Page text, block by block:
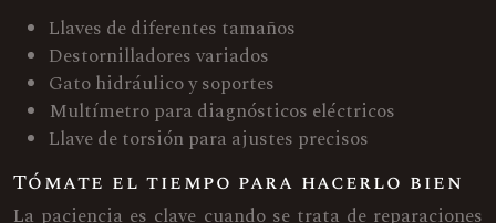
Llaves de diferentes tamaños
Destornilladores variados
Gato hidráulico y soportes
Multímetro para diagnósticos eléctricos
Llave de torsión para ajustes precisos
Tómate el tiempo para hacerlo bien
La paciencia es clave cuando se trata de reparaciones